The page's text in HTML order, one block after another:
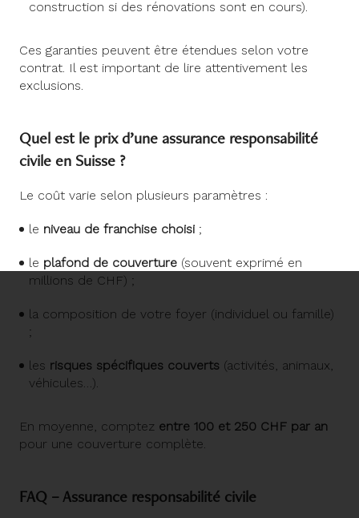
construction si des rénovations sont en cours).
Ces garanties peuvent être étendues selon votre
contrat. Il est important de lire attentivement les
exclusions.
Quel est le prix d’une assurance responsabilité
civile en Suisse ?
Le coût varie selon plusieurs paramètres :
le niveau de franchise choisi ;
le plafond de couverture (souvent exprimé en
millions de CHF) ;
la composition de votre foyer (individuel ou famille)
;
les risques spécifiques couverts (activités, animaux,
véhicules…).
En moyenne, comptez entre 100 et 250 CHF par an
pour une couverture complète.
FAQ – Assurance responsabilité civile